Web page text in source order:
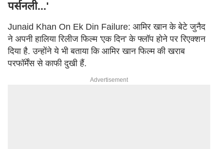
पर्सनली...'
Junaid Khan On Ek Din Failure: आमिर खान के बेटे जुनैद
ने अपनी हालिया रिलीज फिल्म 'एक दिन' के फ्लॉप होने पर रिएक्शन
दिया है. उन्होंने ये भी बताया कि आमिर खान फिल्म की खराब
परफॉर्मेंस से काफी दुखी हैं.
Advertisement